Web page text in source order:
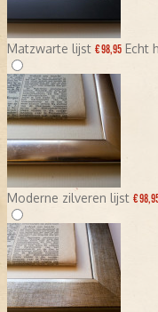
Matzwarte lijst € 98,95 Echt
Moderne zilveren lijst €